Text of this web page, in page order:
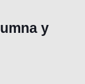
y